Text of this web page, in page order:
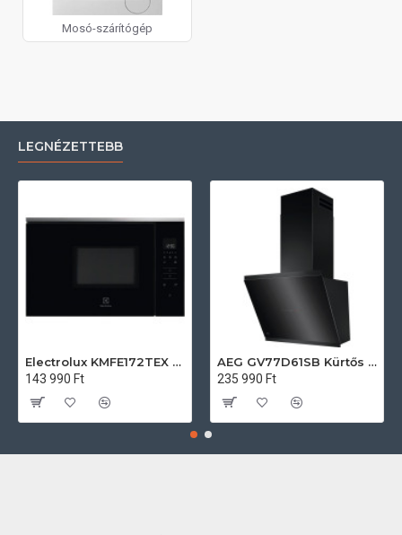
Mosó-szárítógép
LEGNÉZETTEBB
Electrolux KMFE172TEX Felsőszekrénybe építhető mikrohullámú sütő
143 990 Ft
AEG GV77D61SB Kürtős páraelszívó
235 990 Ft